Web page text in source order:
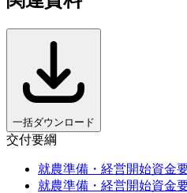
一括ダウンロード
交付要綱
就農準備・経営開始資金
就農準備・経営開始資金